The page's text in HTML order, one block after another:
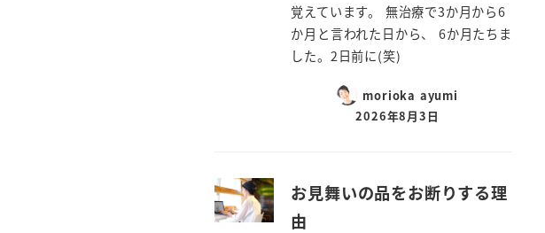
覚えています。 無治療で3か月から6
か月と言われた日から、 6か月たちま
した。2日前に(笑)
morioka ayumi
2026年8月3日
お見舞いの品をお断りする理
由